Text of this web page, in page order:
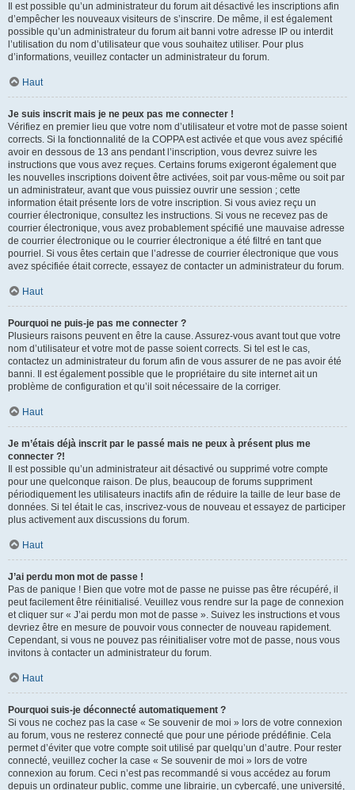
Il est possible qu’un administrateur du forum ait désactivé les inscriptions afin
d’empêcher les nouveaux visiteurs de s’inscrire. De même, il est également
possible qu’un administrateur du forum ait banni votre adresse IP ou interdit
l’utilisation du nom d’utilisateur que vous souhaitez utiliser. Pour plus
d’informations, veuillez contacter un administrateur du forum.
Haut
Je suis inscrit mais je ne peux pas me connecter !
Vérifiez en premier lieu que votre nom d’utilisateur et votre mot de passe soient
corrects. Si la fonctionnalité de la COPPA est activée et que vous avez spécifié
avoir en dessous de 13 ans pendant l’inscription, vous devrez suivre les
instructions que vous avez reçues. Certains forums exigeront également que
les nouvelles inscriptions doivent être activées, soit par vous-même ou soit par
un administrateur, avant que vous puissiez ouvrir une session ; cette
information était présente lors de votre inscription. Si vous aviez reçu un
courrier électronique, consultez les instructions. Si vous ne recevez pas de
courrier électronique, vous avez probablement spécifié une mauvaise adresse
de courrier électronique ou le courrier électronique a été filtré en tant que
pourriel. Si vous êtes certain que l’adresse de courrier électronique que vous
avez spécifiée était correcte, essayez de contacter un administrateur du forum.
Haut
Pourquoi ne puis-je pas me connecter ?
Plusieurs raisons peuvent en être la cause. Assurez-vous avant tout que votre
nom d’utilisateur et votre mot de passe soient corrects. Si tel est le cas,
contactez un administrateur du forum afin de vous assurer de ne pas avoir été
banni. Il est également possible que le propriétaire du site internet ait un
problème de configuration et qu’il soit nécessaire de la corriger.
Haut
Je m’étais déjà inscrit par le passé mais ne peux à présent plus me
connecter ?!
Il est possible qu’un administrateur ait désactivé ou supprimé votre compte
pour une quelconque raison. De plus, beaucoup de forums suppriment
périodiquement les utilisateurs inactifs afin de réduire la taille de leur base de
données. Si tel était le cas, inscrivez-vous de nouveau et essayez de participer
plus activement aux discussions du forum.
Haut
J’ai perdu mon mot de passe !
Pas de panique ! Bien que votre mot de passe ne puisse pas être récupéré, il
peut facilement être réinitialisé. Veuillez vous rendre sur la page de connexion
et cliquer sur « J’ai perdu mon mot de passe ». Suivez les instructions et vous
devriez être en mesure de pouvoir vous connecter de nouveau rapidement.
Cependant, si vous ne pouvez pas réinitialiser votre mot de passe, nous vous
invitons à contacter un administrateur du forum.
Haut
Pourquoi suis-je déconnecté automatiquement ?
Si vous ne cochez pas la case « Se souvenir de moi » lors de votre connexion
au forum, vous ne resterez connecté que pour une période prédéfinie. Cela
permet d’éviter que votre compte soit utilisé par quelqu’un d’autre. Pour rester
connecté, veuillez cocher la case « Se souvenir de moi » lors de votre
connexion au forum. Ceci n’est pas recommandé si vous accédez au forum
depuis un ordinateur public, comme une librairie, un cybercafé, une université,